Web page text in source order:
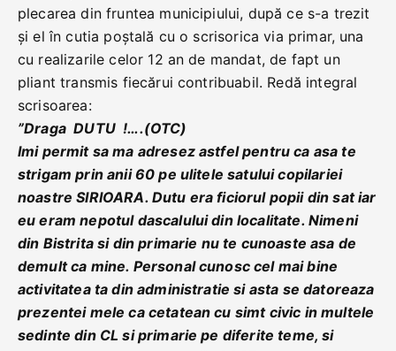
plecarea din fruntea municipiului, după ce s-a trezit
și el în cutia poștală cu o scrisorica via primar, una
cu realizarile celor 12 an de mandat, de fapt un
pliant transmis fiecărui contribuabil. Redă integral
scrisoarea:
”Draga DUTU !….(OTC)
Imi permit sa ma adresez astfel pentru ca asa te
strigam prin anii 60 pe ulitele satului copilariei
noastre SIRIOARA. Dutu era ficiorul popii din sat iar
eu eram nepotul dascalului din localitate. Nimeni
din Bistrita si din primarie nu te cunoaste asa de
demult ca mine. Personal cunosc cel mai bine
activitatea ta din administratie si asta se datoreaza
prezentei mele ca cetatean cu simt civic in multele
sedinte din CL si primarie pe diferite teme, si